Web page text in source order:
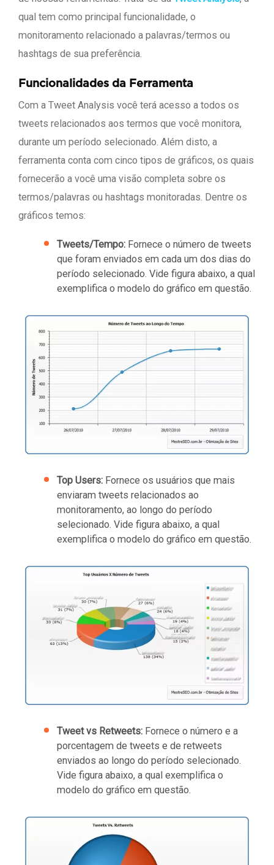
qual tem como principal funcionalidade, o
monitoramento relacionado a palavras/termos ou
hashtags de sua preferência.
Funcionalidades da Ferramenta
Com a Tweet Analysis você terá acesso a todos os
tweets relacionados aos termos que você monitora,
durante um período selecionado. Além disto, a
ferramenta conta com cinco tipos de gráficos, os quais
fornecerão a você uma visão completa sobre os
termos/palavras ou hashtags monitoradas. Dentre os
gráficos temos:
Tweets/Tempo: Fornece o número de tweets
que foram enviados em cada um dos dias do
período selecionado. Vide figura abaixo, a qual
exemplifica o modelo do gráfico em questão.
Top Users: Fornece os usuários que mais
enviaram tweets relacionados ao
monitoramento, ao longo do período
selecionado. Vide figura abaixo, a qual
exemplifica o modelo do gráfico em questão.
Tweet vs Retweets: Fornece o número e a
porcentagem de tweets e de retweets
enviados ao longo do período selecionado.
Vide figura abaixo, a qual exemplifica o
modelo do gráfico em questão.